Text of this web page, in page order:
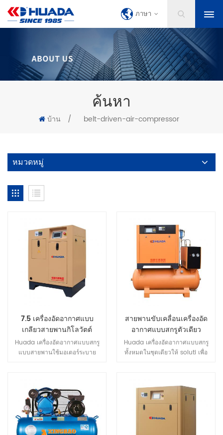
ภาษา
ค้นหา
บ้าน / belt-driven-air-compressor
หมวดหมู่
7.5 เครื่องอัดอากาศแบบ
เกลียวสายพานกิโลวัตต์
Huada เครื่องอัดอากาศแบบสกรู
แบบสายพานใช้มอเตอร์ระบาย
ป้องกันฝุ่นภายในชั้นฉนวน f เกรด
บรรลุ ต่อเนื่องในระยะยาวโดยไม่
เกิดความล้มเหลวภายใต้อุณหภูมิสูง
เงื่อนไข.
สายพานขับเคลื่อนเครื่องอัด
อากาศแบบสกรูตัวเดียว
Huada เครื่องอัดอากาศแบบสกรู
ทั้งหมดในชุดเดียวให้ soluti เพื่อ
ไฟฟ้าเข้ากับระบบ ประหยัดค่าใช้
จ่าย และ ช่องว่าง.